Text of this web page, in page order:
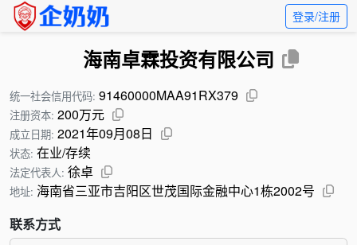
登录/注册
海南卓霖投资有限公司
统一社会信用代码: 91460000MAA91RX379
注册资本: 200万元
成立日期: 2021年09月08日
状态: 在业/存续
法定代表人: 徐卓
地址: 海南省三亚市吉阳区世茂国际金融中心1栋2002号
联系方式